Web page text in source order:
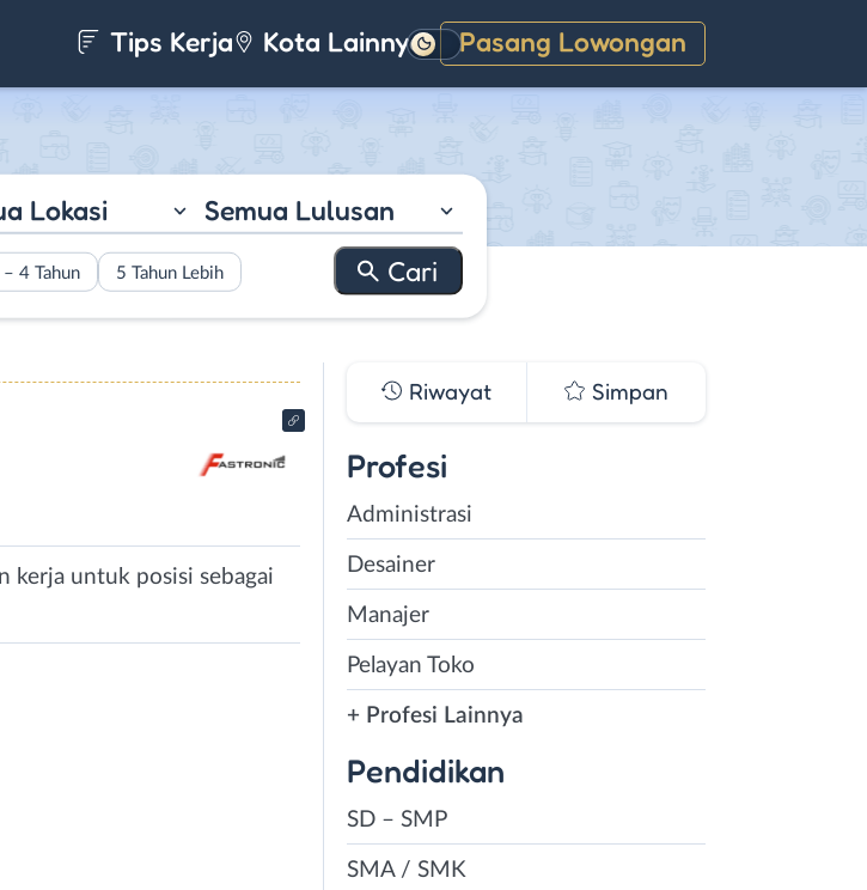
Tips Kerja Kota Lainnya Pasang Lowongan
Gelap
Lokasi Semua Lulusan
4 Tahun 5 Tahun Lebih
kerja untuk posisi sebagai
Riwayat Simpan
Profesi
Administrasi
Desainer
Manajer
Pelayan Toko
+ Profesi Lainnya
Pendidikan
SD – SMP
SMA / SMK